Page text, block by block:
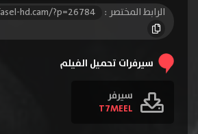
الرابط المختصر :
hd.cam/?p=26784
سيرفرات تحميل الفيلم
سيرفر
T7MEEL